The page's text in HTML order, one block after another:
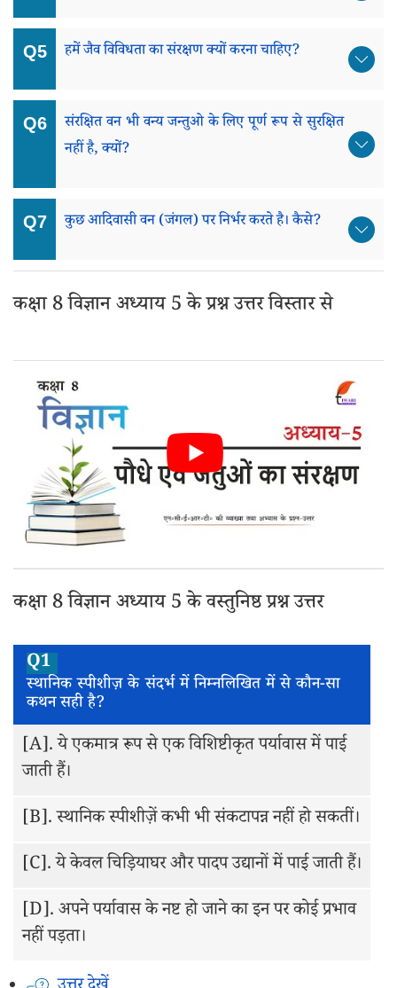
हमें जैव विविधता का संरक्षण क्यों करना चाहिए?
संरक्षित वन भी वन्य जन्तुओ के लिए पूर्ण रूप से सुरक्षित
नहीं है, क्यों?
कुछ आदिवासी वन (जंगल) पर निर्भर करते है। कैसे?
कक्षा 8 विज्ञान अध्याय 5 के प्रश्न उत्तर विस्तार से
कक्षा 8 विज्ञान अध्याय 5 के वस्तुनिष्ठ प्रश्न उत्तर
Q1
स्थानिक स्पीशीज़ के संदर्भ में निम्नलिखित में से कौन-सा
कथन सही है?
[A].ये एकमात्र रूप से एक विशिष्टीकृत पर्यावास में पाई
जाती हैं।
[B].स्थानिक स्पीशीज़ें कभी भी संकटापन्न नहीं हो सकतीं।
[C].ये केवल चिड़ियाघर और पादप उद्यानों में पाई जाती हैं।
[D].अपने पर्यावास के नष्ट हो जाने का इन पर कोई प्रभाव
नहीं पड़ता।